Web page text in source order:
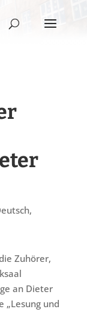
,
Zuhörer,
an Dieter
„Lesung und